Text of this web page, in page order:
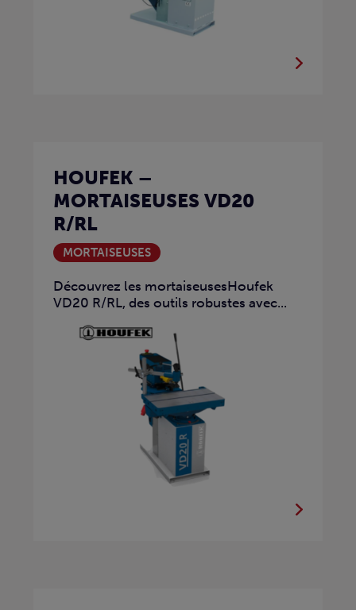
HOUFEK –
MORTAISEUSES VD20
R/RL
MORTAISEUSES
Découvrez les mortaiseusesHoufek
VD20 R/RL, des outils robustes avec...